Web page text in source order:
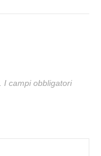
I campi obbligatori